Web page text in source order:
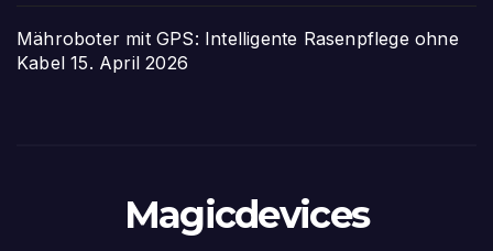
Mähroboter mit GPS: Intelligente Rasenpflege ohne
Kabel 15. April 2026
Magicdevices